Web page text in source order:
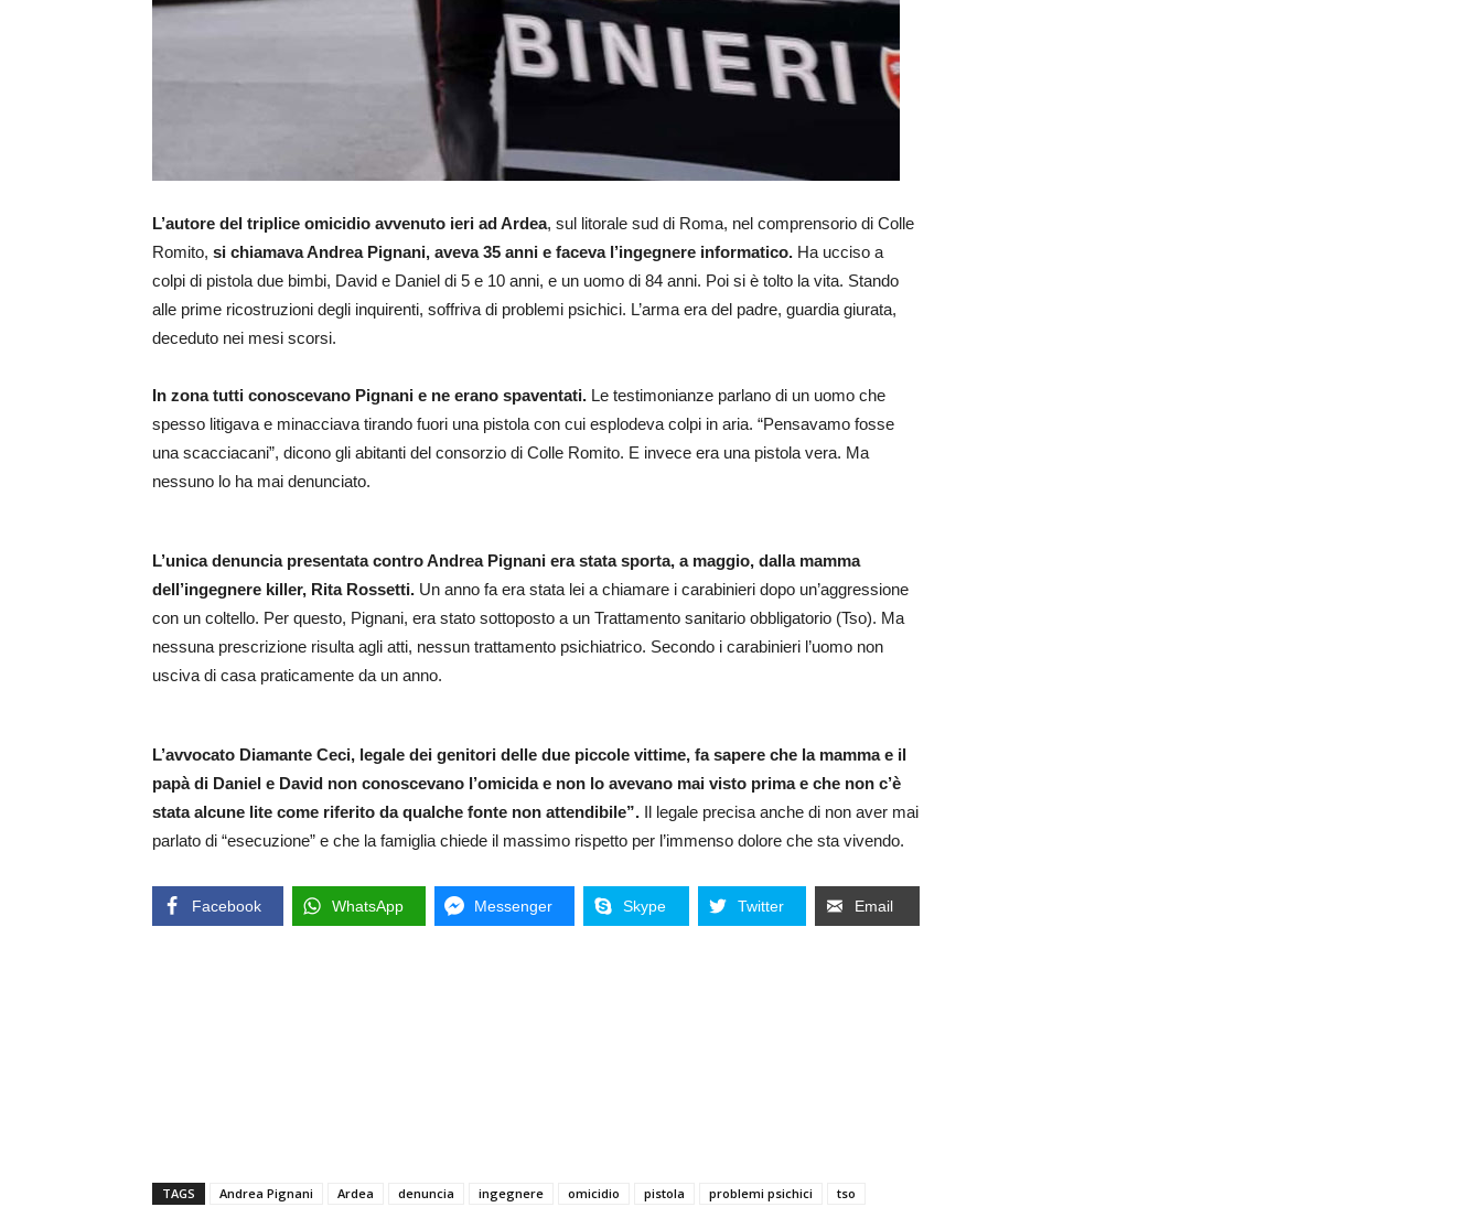
L’autore del triplice omicidio avvenuto ieri ad Ardea, sul litorale sud di Roma, nel comprensorio di Colle
Romito, si chiamava Andrea Pignani, aveva 35 anni e faceva l’ingegnere informatico. Ha ucciso a
colpi di pistola due bimbi, David e Daniel di 5 e 10 anni, e un uomo di 84 anni. Poi si è tolto la vita. Stando
alle prime ricostruzioni degli inquirenti, soffriva di problemi psichici. L’arma era del padre, guardia giurata,
deceduto nei mesi scorsi.
In zona tutti conoscevano Pignani e ne erano spaventati. Le testimonianze parlano di un uomo che
spesso litigava e minacciava tirando fuori una pistola con cui esplodeva colpi in aria. “Pensavamo fosse
una scacciacani”, dicono gli abitanti del consorzio di Colle Romito. E invece era una pistola vera. Ma
nessuno lo ha mai denunciato.
L’unica denuncia presentata contro Andrea Pignani era stata sporta, a maggio, dalla mamma
dell’ingegnere killer, Rita Rossetti. Un anno fa era stata lei a chiamare i carabinieri dopo un’aggressione
con un coltello. Per questo, Pignani, era stato sottoposto a un Trattamento sanitario obbligatorio (Tso). Ma
nessuna prescrizione risulta agli atti, nessun trattamento psichiatrico. Secondo i carabinieri l’uomo non
usciva di casa praticamente da un anno.
L’avvocato Diamante Ceci, legale dei genitori delle due piccole vittime, fa sapere che la mamma e il
papà di Daniel e David non conoscevano l’omicida e non lo avevano mai visto prima e che non c’è
stata alcune lite come riferito da qualche fonte non attendibile”. Il legale precisa anche di non aver mai
parlato di “esecuzione” e che la famiglia chiede il massimo rispetto per l’immenso dolore che sta vivendo.
Facebook WhatsApp Messenger Skype Twitter Email
TAGS Andrea Pignani Ardea denuncia ingegnere omicidio pistola problemi psichici tso